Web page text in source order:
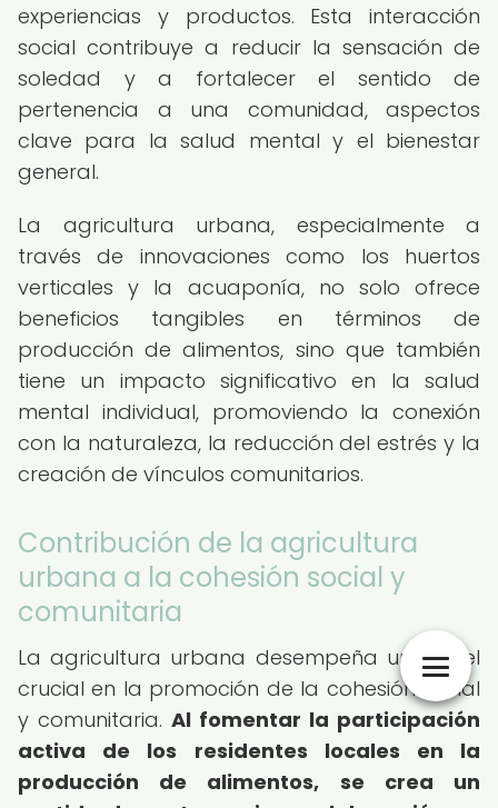
experiencias y productos. Esta interacción
social contribuye a reducir la sensación de
soledad y a fortalecer el sentido de
pertenencia a una comunidad, aspectos
clave para la salud mental y el bienestar
general.
La agricultura urbana, especialmente a
través de innovaciones como los huertos
verticales y la acuaponía, no solo ofrece
beneficios tangibles en términos de
producción de alimentos, sino que también
tiene un impacto significativo en la salud
mental individual, promoviendo la conexión
con la naturaleza, la reducción del estrés y la
creación de vínculos comunitarios.
Contribución de la agricultura
urbana a la cohesión social y
comunitaria
La agricultura urbana desempeña un papel
crucial en la promoción de la cohesión social
y comunitaria. Al fomentar la participación
activa de los residentes locales en la
producción de alimentos, se crea un